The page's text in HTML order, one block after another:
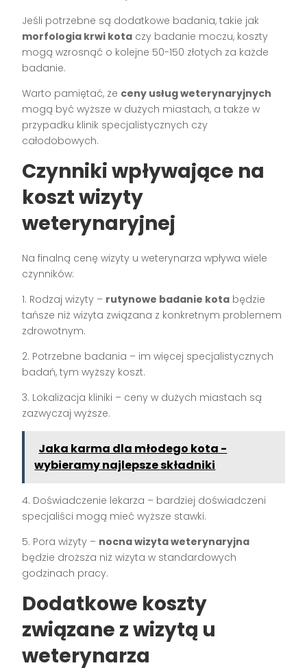
Jeśli potrzebne są dodatkowe badania, takie jak
morfologia krwi kota czy badanie moczu, koszty
mogą wzrosnąć o kolejne 50-150 złotych za każde
badanie.
Warto pamiętać, że ceny usług weterynaryjnych
mogą być wyższe w dużych miastach, a także w
przypadku klinik specjalistycznych czy
całodobowych.
Czynniki wpływające na
koszt wizyty
weterynaryjnej
Na finalną cenę wizyty u weterynarza wpływa wiele
czynników:
1. Rodzaj wizyty – rutynowe badanie kota będzie
tańsze niż wizyta związana z konkretnym problemem
zdrowotnym.
2. Potrzebne badania – im więcej specjalistycznych
badań, tym wyższy koszt.
3. Lokalizacja kliniki – ceny w dużych miastach są
zazwyczaj wyższe.
Jaka karma dla młodego kota -
wybieramy najlepsze składniki
4. Doświadczenie lekarza – bardziej doświadczeni
specjaliści mogą mieć wyższe stawki.
5. Pora wizyty – nocna wizyta weterynaryjna
będzie droższa niż wizyta w standardowych
godzinach pracy.
Dodatkowe koszty
związane z wizytą u
weterynarza